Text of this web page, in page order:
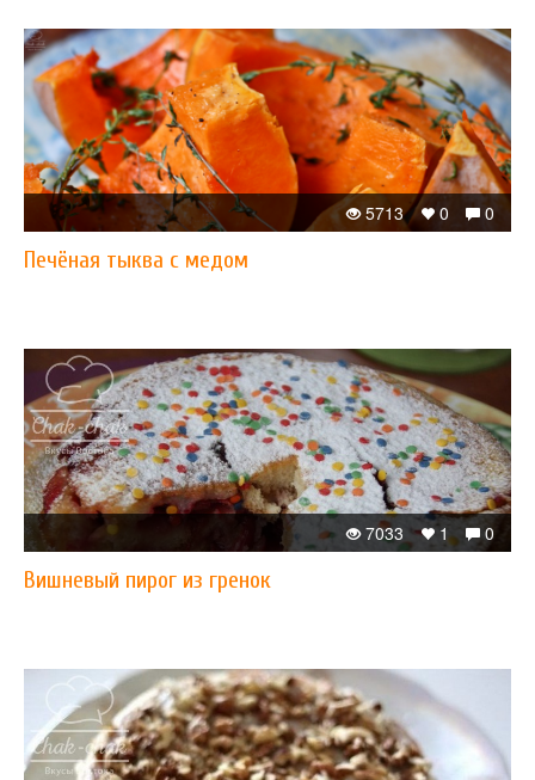
0
0
5713
Печёная тыква с медом
0
1
7033
Вишневый пирог из гренок